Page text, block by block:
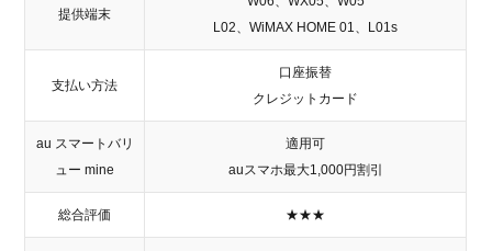
提供端末
L02、WiMAX HOME 01、L01s
支払い方法
口座振替
クレジットカード
au スマートバリ
ュー mine
適用可
auスマホ最大1,000円割引
総合評価 ★★★